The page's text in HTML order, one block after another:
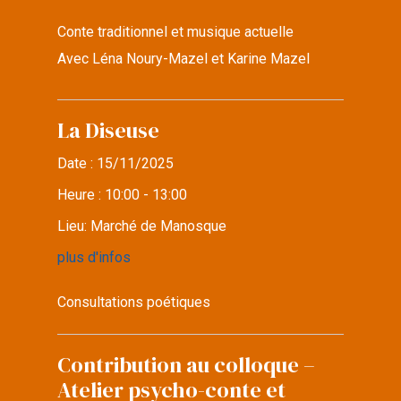
Conte traditionnel et musique actuelle
Avec Léna Noury-Mazel et Karine Mazel
La Diseuse
Date : 15/11/2025
Heure : 10:00 - 13:00
Lieu: Marché de Manosque
plus d'infos
Consultations poétiques
Contribution au colloque –
Atelier psycho-conte et